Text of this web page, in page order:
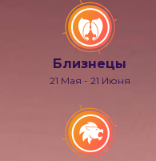
Близнецы
21 Мая - 21 Июня